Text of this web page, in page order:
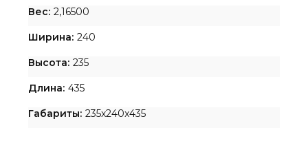
Вес: 2,16500
Ширина: 240
Высота: 235
Длина: 435
Габариты: 235x240x435